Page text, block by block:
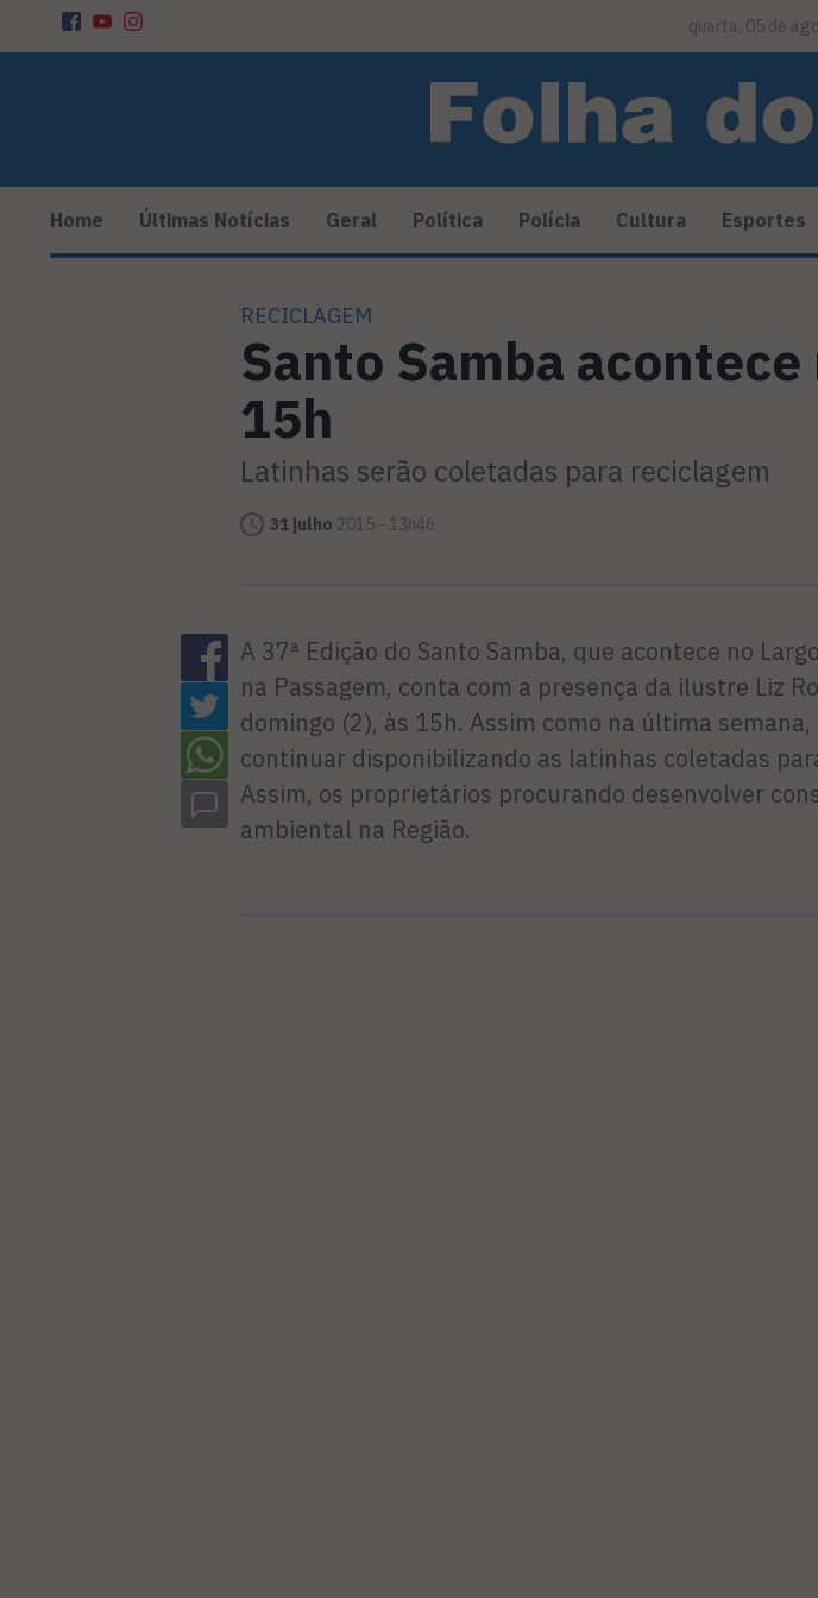
quarta, 05 de
Home Últimas Notícias Geral Política Polícia Cultura Esportes
RECICLAGEM
Santo Samba
15h
Latinhas serão coletadas para reciclagem
31 julho 2015 - 13h46
A 37ª Edição do Santo Samba, que acontece no
na Passagem, conta com a presença da ilustre Liz
domingo (2), às 15h. Assim como na última semana,
continuar disponibilizando as latinhas coletadas
Assim, os proprietários procurando desenvolver
ambiental na Região.